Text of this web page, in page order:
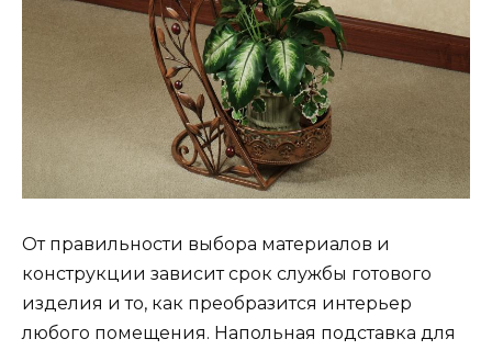
От правильности выбора материалов и
конструкции зависит срок службы готового
изделия и то, как преобразится интерьер
любого помещения. Напольная подставка для